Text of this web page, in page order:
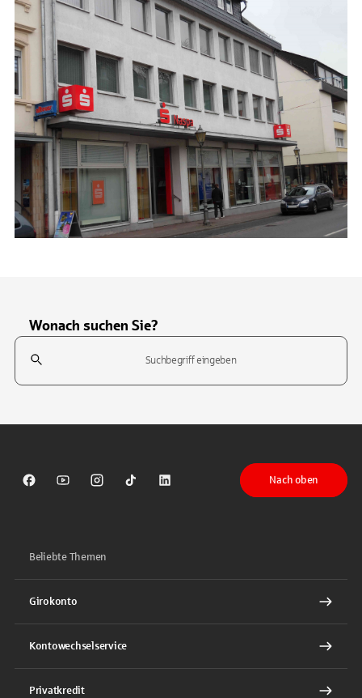
Wonach suchen Sie?
Suchfeld
Sparkasse auf Facebook
Sparkasse auf Youtube
Sparkasse auf Instagram
Sparkasse auf TikTok
Sparkasse auf LinkedIn
Nach oben
Beliebte Themen
Girokonto
Kontowechselservice
Privatkredit